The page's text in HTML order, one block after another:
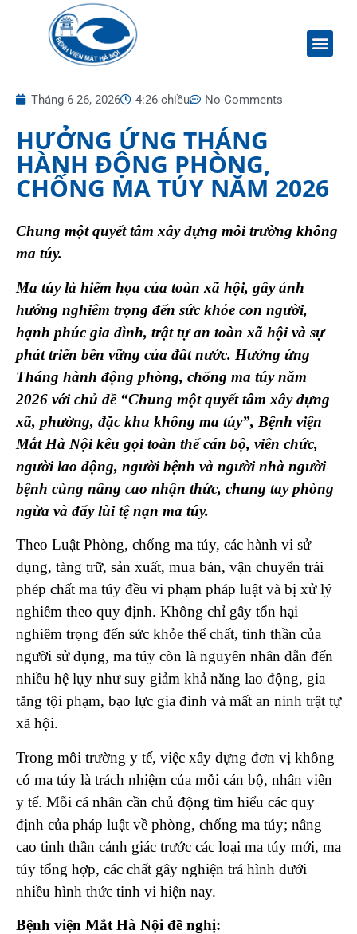
Tháng 6 26, 2026 4:26 chiều No Comments
HƯỞNG ỨNG THÁNG
HÀNH ĐỘNG PHÒNG,
CHỐNG MA TÚY NĂM 2026
Chung một quyết tâm xây dựng môi trường không
ma túy.
Ma túy là hiểm họa của toàn xã hội, gây ảnh
hưởng nghiêm trọng đến sức khỏe con người,
hạnh phúc gia đình, trật tự an toàn xã hội và sự
phát triển bền vững của đất nước. Hưởng ứng
Tháng hành động phòng, chống ma túy năm
2026 với chủ đề “Chung một quyết tâm xây dựng
xã, phường, đặc khu không ma túy”, Bệnh viện
Mắt Hà Nội kêu gọi toàn thể cán bộ, viên chức,
người lao động, người bệnh và người nhà người
bệnh cùng nâng cao nhận thức, chung tay phòng
ngừa và đẩy lùi tệ nạn ma túy.
Theo Luật Phòng, chống ma túy, các hành vi sử
dụng, tàng trữ, sản xuất, mua bán, vận chuyển trái
phép chất ma túy đều vi phạm pháp luật và bị xử lý
nghiêm theo quy định. Không chỉ gây tổn hại
nghiêm trọng đến sức khỏe thể chất, tinh thần của
người sử dụng, ma túy còn là nguyên nhân dẫn đến
nhiều hệ lụy như suy giảm khả năng lao động, gia
tăng tội phạm, bạo lực gia đình và mất an ninh trật tự
xã hội.
Trong môi trường y tế, việc xây dựng đơn vị không
có ma túy là trách nhiệm của mỗi cán bộ, nhân viên
y tế. Mỗi cá nhân cần chủ động tìm hiểu các quy
định của pháp luật về phòng, chống ma túy; nâng
cao tinh thần cảnh giác trước các loại ma túy mới, ma
túy tổng hợp, các chất gây nghiện trá hình dưới
nhiều hình thức tinh vi hiện nay.
Bệnh viện Mắt Hà Nội đề nghị: